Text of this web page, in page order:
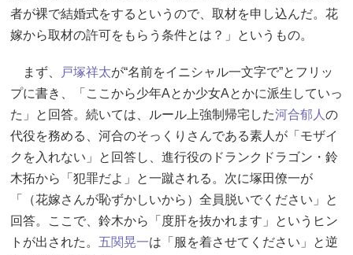
者が裸で結婚式をするというので、取材を申し込んだ。花
嫁から取材の許可をもらう条件とは？」というもの。
まず、 戸塚祥太が“名前をイニシャル一文字で”とフリッ
プに書き、「ここから少年Aとか少女Aとかに派生していっ
た」と回答。続いては、ルール上強制帰宅した河合郁人 の
代役を務める、河合のそっくりさんである素人が「モザイ
クを入れない」と回答し、進行役のドランクドラゴン・鈴
木拓から「犯罪だよ」と一蹴される。次に塚田僚一が
「（花嫁さんが恥ずかしいから）全員脱いでください」と
回答。ここで、鈴木から「度肝を抜かれます」というヒン
トが出された。 五関晃一は「服を着させてください」と逆